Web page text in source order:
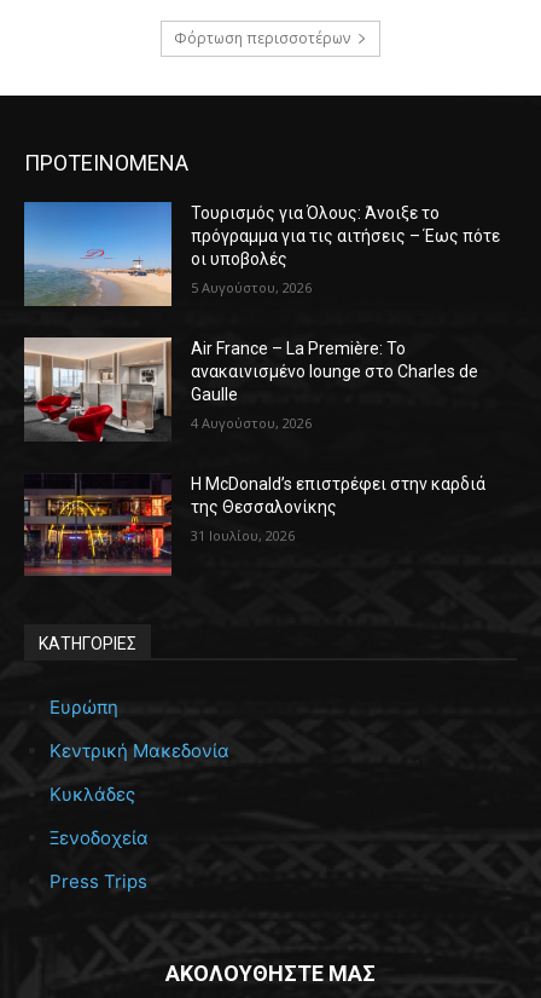
Φόρτωση περισσοτέρων
ΠΡΟΤΕΙΝΟΜΕΝΑ
Τουρισμός για Όλους: Άνοιξε το
πρόγραμμα για τις αιτήσεις – Έως πότε
οι υποβολές
5 Αυγούστου, 2026
Air France – La Première: Το
ανακαινισμένο lounge στο Charles de
Gaulle
4 Αυγούστου, 2026
Η McDonald’s επιστρέφει στην καρδιά
της Θεσσαλονίκης
31 Ιουλίου, 2026
ΚΑΤΗΓΟΡΙΕΣ
Ευρώπη
Κεντρική Μακεδονία
Κυκλάδες
Ξενοδοχεία
Press Trips
ΑΚΟΛΟΥΘΗΣΤΕ ΜΑΣ